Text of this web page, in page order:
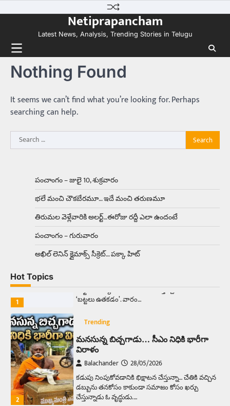
to
Netiprapancham
Latest News, Analysis, Trending Stories in Telugu
Nothing Found
It seems we can’t find what you’re looking for. Perhaps
searching can help.
Search
for:
పంచాంగం – జులై 10, శుక్రవారం
భలే మంచి చౌకబేరమూ… ఇదే మంచి తరుణమూ
తిరుమల వెళ్లేవారికి అలర్ట్‌…ఈరోజు రద్దీ ఎలా ఉందంటే
పంచాంగం – గురువారం
అఖిల్‌ లెనిన్ క్లైమాక్స్‌ సీక్రెట్‌… పక్కా హిట్‌
Hot Topics
కలను నిజం చేసిన కారు ఏదైనా ఉందంటే అది మారుతి
800. ఇప్పుడు…
4
Trending
ఏంది గురూ ఇంత అందంగా ఉన్నాడు…
అమ్మాయిలే కాదు అబ్బాయిలు సైతం
Balachander
అందమైన అమ్మాయిని పుత్తడి బొమ్మఅని లేదా బాపూ
బోమ్మ అని పిలుస్తాం. స్పెయిన్‌ అమ్మాయిలు చాలా
అందంగా ఉంటారనే నానుడి…
Balachander
ఉత్తర ప్రదేశ్‌లోని ఝాన్సీ జిల్లాలో ఒక వింతైన రోడ్డు
ప్రమాదం చోటుచేసుకుంది. ఝాన్సీ–కాన్పూర్ జాతీయ
రహదారిపై వేల సంఖ్యలో బీరు…
1
Trending
అక్కడ ఆదివారం బట్టలు ఉతికితే…జైలుకే
సాఫ్ట్‌వేర్ ఉద్యోగి వరకు అందరికీ గుర్తొచ్చే మొదటి పని
‘బట్టలు ఉతకడం’. వారం…
2
Trending
మనసున్న బిచ్చగాడు… సీఎం నిధికి భారీగా
విరాళం
Balachander 28/05/2026
కడుపు నింపుకోవడానికి భిక్షాటన చేస్తున్నా… చేతికి వచ్చిన
డబ్బును తనకోసం కాకుండా సమాజం కోసం ఖర్చు
చేస్తున్నాడు ఓ వృద్ధుడు.…